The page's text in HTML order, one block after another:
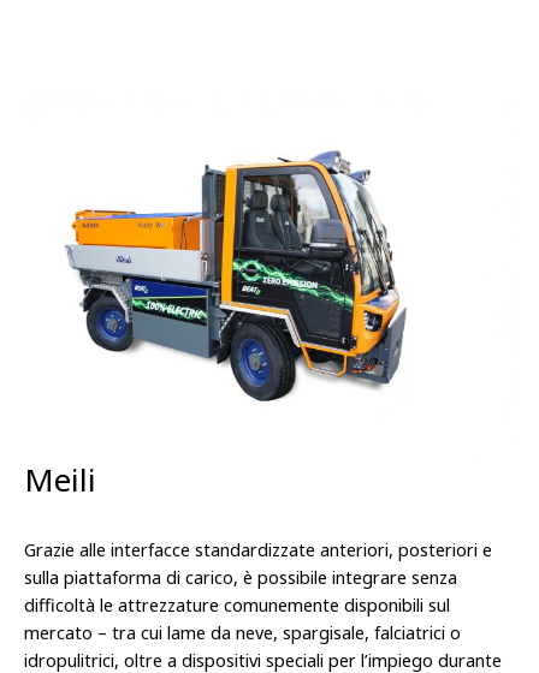
Meili
Grazie alle interfacce standardizzate anteriori, posteriori e
sulla piattaforma di carico, è possibile integrare senza
difficoltà le attrezzature comunemente disponibili sul
mercato – tra cui lame da neve, spargisale, falciatrici o
idropulitrici, oltre a dispositivi speciali per l’impiego durante